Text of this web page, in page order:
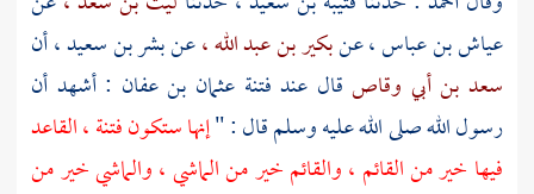
عياش بن عباس ،عنبكير بن عبد الله ،عنبشر بن سعيد ،أن
سعد بن أبي وقاص قال عند فتنةعثمان بن عفان : أشهد أن
رسول الله صلى الله عليه وسلم قال : "إنها ستكون فتنة ، القاعد
فيها خير من القائم ، والقائم خير من الماشي ، والماشي خير من